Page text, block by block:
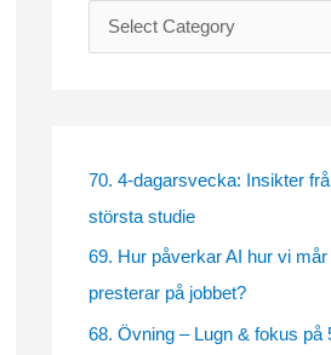
a
e
s
70. 4-dagarsvecka: Insikter
största studie
69. Hur påverkar AI hur vi
presterar på jobbet?
68. Övning – Lugn & fokus på